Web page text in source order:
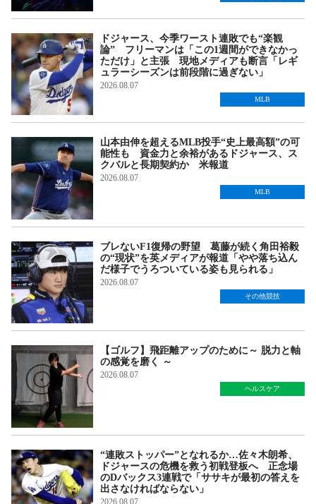
ドジャース、今季ワースト連敗でも“楽観
論” フリーマンは「この1週間ができなかっ
ただけ」と主張 現地メディアも断言「レギ
ュラーシーズンは前段階に過ぎない」
2026.08.07
MLB
山本由伸を超えるMLB投手“史上最高額”の可
能性も 資金力と余裕があるドジャース、ス
クバルと長期契約か 米報道
2026.08.07
MLB
ブレないF1復帰の野望 葛藤が続く角田裕毅
の“現状”を英メディアが報道「やや落ち込ん
だ様子でうろついている姿も見られる」
2026.08.07
その他競技
【ゴルフ】飛距離アップのために～ 脱力と軸
の感覚を磨く ～
2026.08.07
ヘルスケア
“連敗ストッパー”となれるか…佐々木朗希、
ドジャースの危機を救う初戦登板へ 正念場
のDバックス3連戦で「ササキが最初の答えを
出さなければならない」
2026.08.07